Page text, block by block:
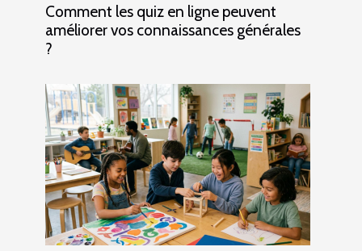
Comment les quiz en ligne peuvent
améliorer vos connaissances générales
?